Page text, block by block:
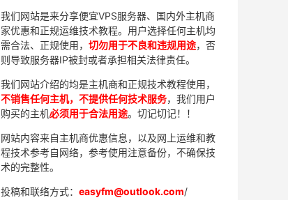
我们网站是来分享便宜VPS服务器、国内外主机商
家优惠和正规运维技术教程。用户选择任何主机均
需合法、正规使用， 切勿用于不良和违规用途，否
则导致服务器IP被封或者承担相关法律责任。
我们网站介绍的均是主机商和正规技术教程使用，
不销售任何主机，不提供任何技术服务，我们用户
购买的主机必须用于合法用途。切记切记！！
网站内容来自主机商优惠信息，以及网上运维和教
程技术参考自网络，参考使用注意备份，不确保技
术的完整性。
投稿和联络方式： easyfm@outlook.com/